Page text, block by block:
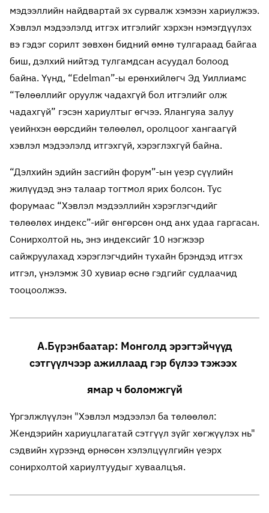
мэдээллийн найдвартай эх сурвалж хэмээн хариулжээ.
Хэвлэл мэдээлэлд итгэх итгэлийг хэрхэн нэмэгдүүлэх
вэ гэдэг сорилт зөвхөн бидний өмнө тулгараад байгаа
биш, дэлхий нийтэд тулгамдсан асуудал болоод
байна. Үүнд, “Edelman”-ы ерөнхийлөгч Эд Уиллиамс
“Төлөөллийг оруулж чадахгүй бол итгэлийг олж
чадахгүй” гэсэн хариултыг өгчээ. Ялангуяа залуу
үеийнхэн өөрсдийн төлөөлөл, оролцоог хангаагүй
хэвлэл мэдээлэлд итгэхгүй, хэрэглэхгүй байна.
“Дэлхийн эдийн засгийн форум”-ын үеэр сүүлийн
жилүүдэд энэ талаар тогтмол ярих болсон. Тус
форумаас “Хэвлэл мэдээллийн хэрэглэгчдийг
төлөөлөх индекс”-ийг өнгөрсөн онд анх удаа гаргасан.
Сонирхолтой нь, энэ индексийг 10 нэгжээр
сайжруулахад хэрэглэгчдийн тухайн брэндэд итгэх
итгэл, үнэлэмж 30 хувиар өснө гэдгийг судлаачид
тооцоолжээ.
А.Бүрэнбаатар: Монголд эрэгтэйчүүд
сэтгүүлчээр ажиллаад гэр бүлээ тэжээх
ямар ч боломжгүй
Үргэлжлүүлэн "Хэвлэл мэдээлэл ба төлөөлөл:
Жендэрийн хариуцлагатай сэтгүүл зүйг хөгжүүлэх нь"
сэдвийн хүрээнд өрнөсөн хэлэлцүүлгийн үеэрх
сонирхолтой хариултуудыг хуваалцъя.